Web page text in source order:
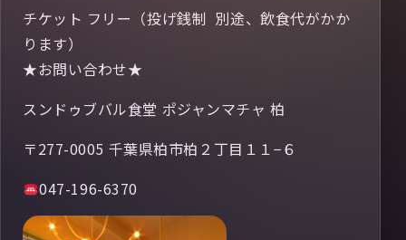
チケット フリー（投げ銭制 別途、飲食代がかか
ります）
★お問い合わせ★
スンドゥブバル食堂 ポジャンマチャ 柏
〒277-0005 千葉県柏市柏２丁目１１−６
047-196-6370